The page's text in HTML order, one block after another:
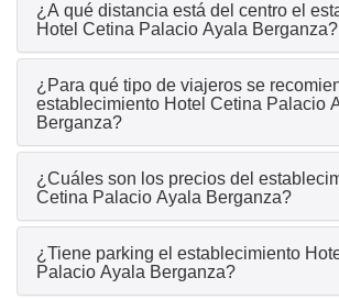
¿A qué distancia está del centro el
Hotel Cetina Palacio Ayala Berganza?
¿Para qué tipo de viajeros se
establecimiento Hotel Cetina Palacio
Berganza?
¿Cuáles son los precios del
Cetina Palacio Ayala Berganza?
¿Tiene parking el establecimiento
Palacio Ayala Berganza?